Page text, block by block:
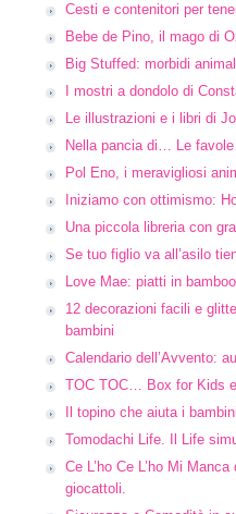
Cesti e contenitori per
Bebe de Pino, il mago di
Big Stuffed: morbidi
I mostri a dondolo di
Le illustrazioni e i libri di
Nella pancia di… Le
Pol Eno, i meravigliosi
Iniziamo con ottimismo:
Una piccola libreria con
Se tuo figlio va all’asilo
Love Mae: piatti in
12 decorazioni facili e
bambini
Calendario dell’Avvento:
TOC TOC… Box for Kids
Il topino che aiuta i
Tomodachi Life. Il Life
Ce L’ho Ce L’ho Mi
giocattoli.